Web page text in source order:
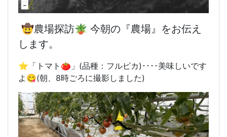
🤠農場探訪🪴 今朝の『農場』 をお伝え
します。
⭐️「トマト🍅」(品種：フルピカ)････美味しいです
よ😋(朝、8時ごろに撮影しました)